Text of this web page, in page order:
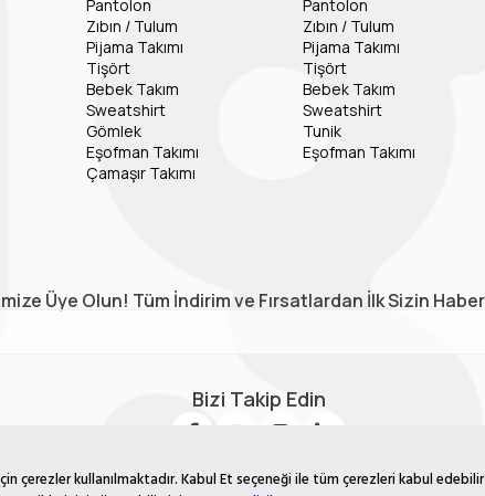
çerezler kullanılmaktadır. Kabul Et seçeneği ile tüm çerezleri kabul
Pantolon
Zıbın / Tulum
Pijama Takımı
Tişört
Bebek Takım
Sweatshirt
Gömlek
Eşofman Takımı
Çamaşır Takımı
Pantolon
Zıbın / Tulum
Pijama Takımı
Tişört
Bebek Takım
Sweatshirt
Tunik
Eşofman Takımı
Üye Olun! Tüm İndirim ve Fırsatlardan İlk Sizin
Bizi Takip Edin